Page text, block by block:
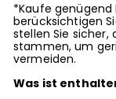
*Kaufe
berücksichtigen
stellen Sie sicher,
stammen, um
vermeiden.
Was ist